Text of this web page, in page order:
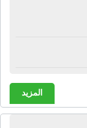
المزيد